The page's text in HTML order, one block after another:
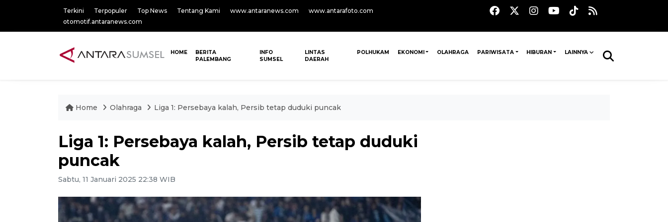
Terkini Terpopuler Top News Tentang Kami www.antaranews.com
www.antarafoto.com
otomotif.antaranews.com
HOME
BERITA
PALEMBANG
INFO
SUMSEL
LINTAS
DAERAH
POLHUKAM EKONOMI OLAHRAGA PARIWISATA HIBURAN LAINNYA
Home Olahraga Liga 1: Persebaya kalah, Persib tetap duduki puncak
Liga 1: Persebaya kalah, Persib tetap duduki
puncak
Sabtu, 11 Januari 2025 22:38 WIB